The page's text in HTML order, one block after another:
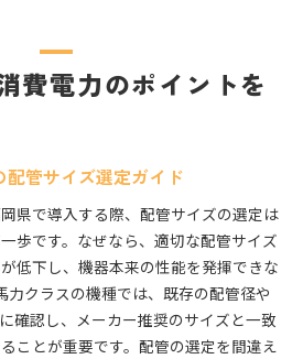
費電力のポイントを
管サイズ選定ガイド
県で導入する際、配管サイズの選定は
歩です。なぜなら、適切な配管サイズ
低下し、機器本来の性能を発揮できな
力クラスの機種では、既存の配管径や
確認し、メーカー推奨のサイズと一致
ことが重要です。配管の選定を間違え